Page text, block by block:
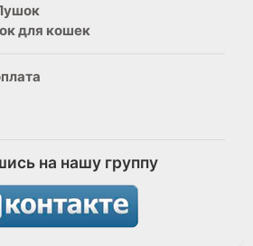
для кошек
на нашу группу